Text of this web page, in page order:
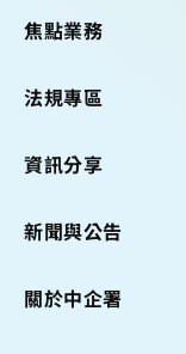
焦點業務
法規專區
資訊分享
新聞與公告
關於中企署